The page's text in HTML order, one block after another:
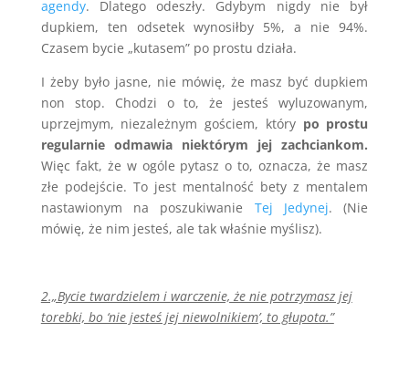
agendy. Dlatego odeszły. Gdybym nigdy nie był
dupkiem, ten odsetek wynosiłby 5%, a nie 94%.
Czasem bycie „kutasem” po prostu działa.
I żeby było jasne, nie mówię, że masz być dupkiem
non stop. Chodzi o to, że jesteś wyluzowanym,
uprzejmym, niezależnym gościem, który po prostu
regularnie odmawia niektórym jej zachciankom.
Więc fakt, że w ogóle pytasz o to, oznacza, że masz
złe podejście. To jest mentalność bety z mentalem
nastawionym na poszukiwanie Tej Jedynej. (Nie
mówię, że nim jesteś, ale tak właśnie myślisz).
2.„Bycie twardzielem i warczenie, że nie potrzymasz jej
torebki, bo ‘nie jesteś jej niewolnikiem’, to głupota.”